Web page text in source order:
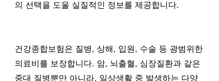
의 선택을 도울 실질적인 정보를 제공합니다.
건강종합보험은 질병, 상해, 입원, 수술 등 광범위한
의료비를 보장합니다. 암, 뇌출혈, 심장질환과 같은
중대 질병뿐만 아니라, 일상생활 중 발생하는 다양